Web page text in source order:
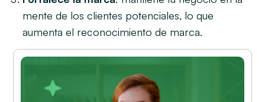
mente de los clientes potenciales, lo que
aumenta el reconocimiento de marca.